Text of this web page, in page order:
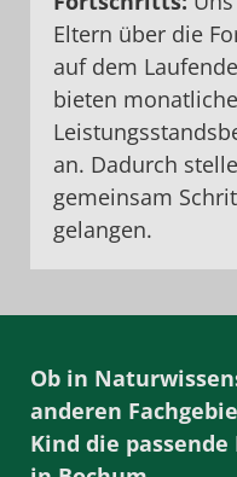
Eltern über die
auf dem
bieten monatliche
an. Dadurch
gemeinsam
gelangen.
Ob in
anderen
Kind die